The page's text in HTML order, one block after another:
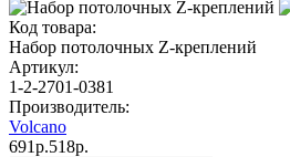
Код товара:
Набор потолочных Z-креплений
Артикул:
1-2-2701-0381
Производитель:
Volcano
691р.518р.